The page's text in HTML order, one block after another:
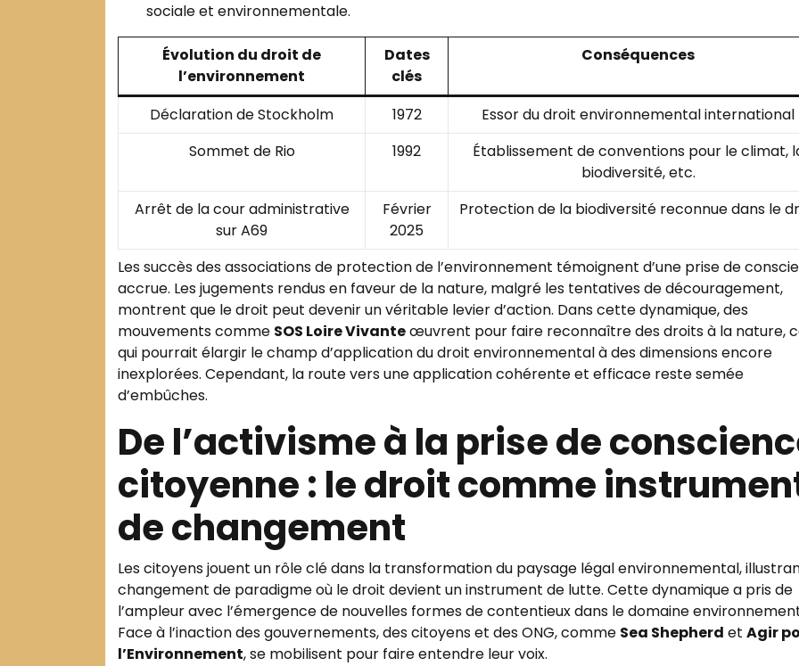
sociale et environnementale.
Évolution du droit de
l’environnement
Dates
clés
Conséquences
Déclaration de Stockholm 1972
Essor du droit environnemental international
Sommet de Rio
1992
Établissement de conventions pour le climat,
biodiversité, etc.
Arrêt de la cour administrative
sur A69
Février
2025
Protection de la biodiversité reconnue dans le
Les succès des associations de protection de l’environnement témoignent d’une prise de
accrue. Les jugements rendus en faveur de la nature, malgré les tentatives de découragement,
montrent que le droit peut devenir un véritable levier d’action. Dans cette dynamique, des
mouvements comme SOS Loire Vivanteœuvrent pour faire reconnaître des droits à la nature,
qui pourrait élargir le champ d’application du droit environnemental à des dimensions encore
inexplorées. Cependant, la route vers une application cohérente et efficace reste semée
d’embûches.
De l’activisme à la prise de
citoyenne : le droit comme
de changement
Les citoyens jouent un rôle clé dans la transformation du paysage légal environnemental,
changement de paradigme où le droit devient un instrument de lutte. Cette dynamique a pris de
l’ampleur avec l’émergence de nouvelles formes de contentieux dans le domaine
Face à l’inaction des gouvernements, des citoyens et des ONG, comme Sea Shepherd et Agir
l’Environnement, se mobilisent pour faire entendre leur voix.